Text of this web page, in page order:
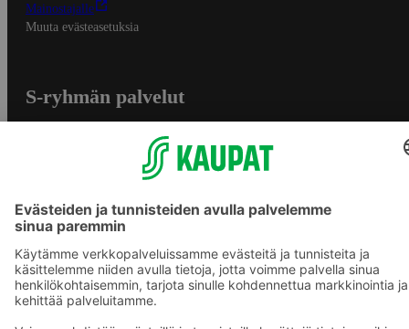
Mainostajalle
Muuta evästeasetuksia
S-ryhmän palvelut
S-ostoslista -sovellus
Prisma.fi
Sokos.fi
S-Pankki
Yhteishyvä
Sokos Hotels